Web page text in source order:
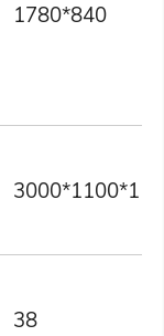
1780*840
38